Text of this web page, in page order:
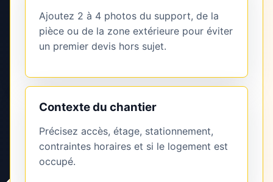
Ajoutez 2 à 4 photos du support, de la
pièce ou de la zone extérieure pour éviter
un premier devis hors sujet.
Contexte du chantier
Précisez accès, étage, stationnement,
contraintes horaires et si le logement est
occupé.